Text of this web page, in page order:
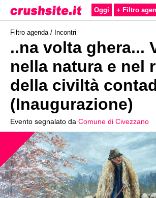
Oggi + Filtro
Filtro agenda / Incontri
..na volta ghera...
nella natura e nel
della civiltà
(Inaugurazione)
Evento segnalato da Comune di Civezzano